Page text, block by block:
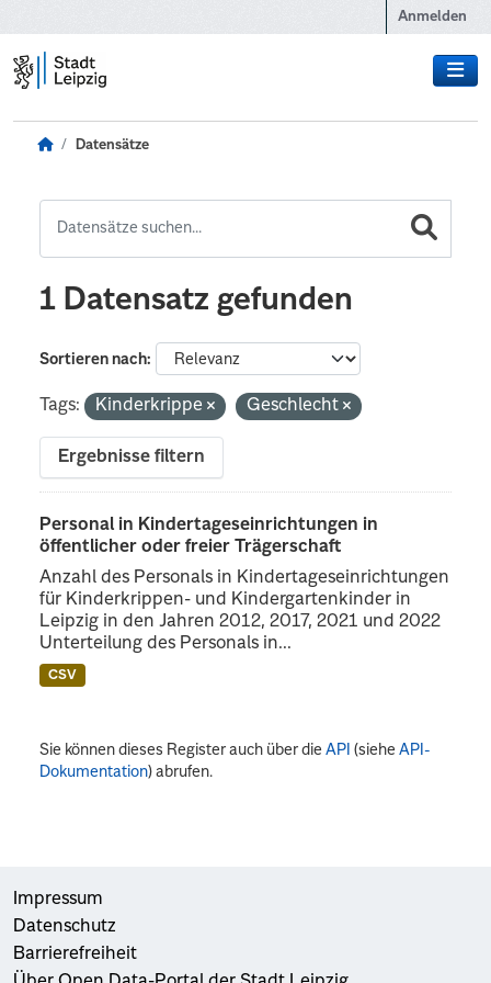
Anmelden
Datensätze
1 Datensatz gefunden
Sortieren nach
Tags: Kinderkrippe Geschlecht
Ergebnisse filtern
Personal in Kindertageseinrichtungen in
öffentlicher oder freier Trägerschaft
Anzahl des Personals in Kindertageseinrichtungen
für Kinderkrippen- und Kindergartenkinder in
Leipzig in den Jahren 2012, 2017, 2021 und 2022
Unterteilung des Personals in...
CSV
Sie können dieses Register auch über dieAPI (sieheAPI-
Dokumentation) abrufen.
Impressum
Datenschutz
Barrierefreiheit